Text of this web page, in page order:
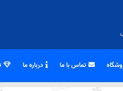
تماس با ما درباره ما